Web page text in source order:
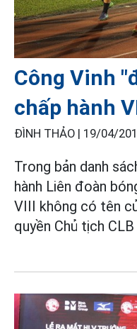
Công Vinh
chấp hành
ĐÌNH THẢO | 19/04/
Trong bản danh
hành Liên đoàn
VIII không có tên
quyền Chủ tịch